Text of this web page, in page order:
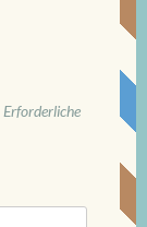
Erforderliche